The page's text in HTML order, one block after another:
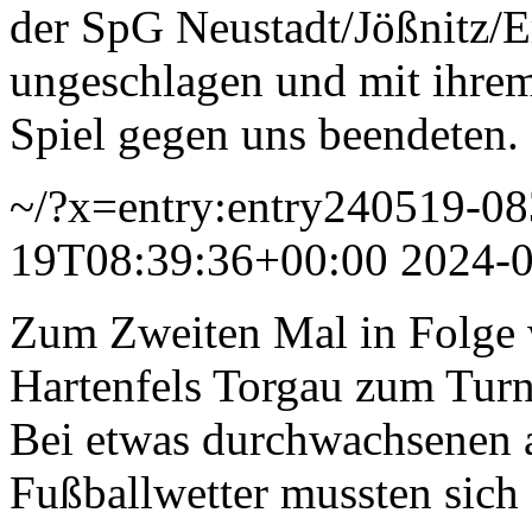
der SpG Neustadt/Jößnitz/
ungeschlagen und mit
Spiel gegen uns beendeten.
~/?x=entry:entry240519-
19T08:39:36+00:00 2024-
Zum Zweiten Mal in Folge
Hartenfels Torgau zum
Bei etwas durchwachsenen
Fußballwetter mussten